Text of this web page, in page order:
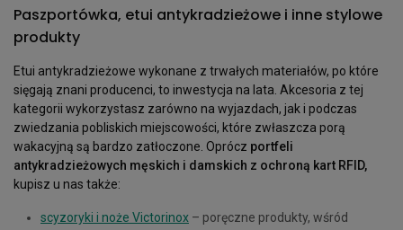
Paszportówka, etui antykradzieżowe i inne stylowe
produkty
Etui antykradzieżowe wykonane z trwałych materiałów, po które
sięgają znani producenci, to inwestycja na lata. Akcesoria z tej
kategorii wykorzystasz zarówno na wyjazdach, jak i podczas
zwiedzania pobliskich miejscowości, które zwłaszcza porą
wakacyjną są bardzo zatłoczone. Oprócz portfeli
antykradzieżowych męskich i damskich z ochroną kart RFID,
kupisz u nas także:
scyzoryki i noże Victorinox – poręczne produkty, wśród